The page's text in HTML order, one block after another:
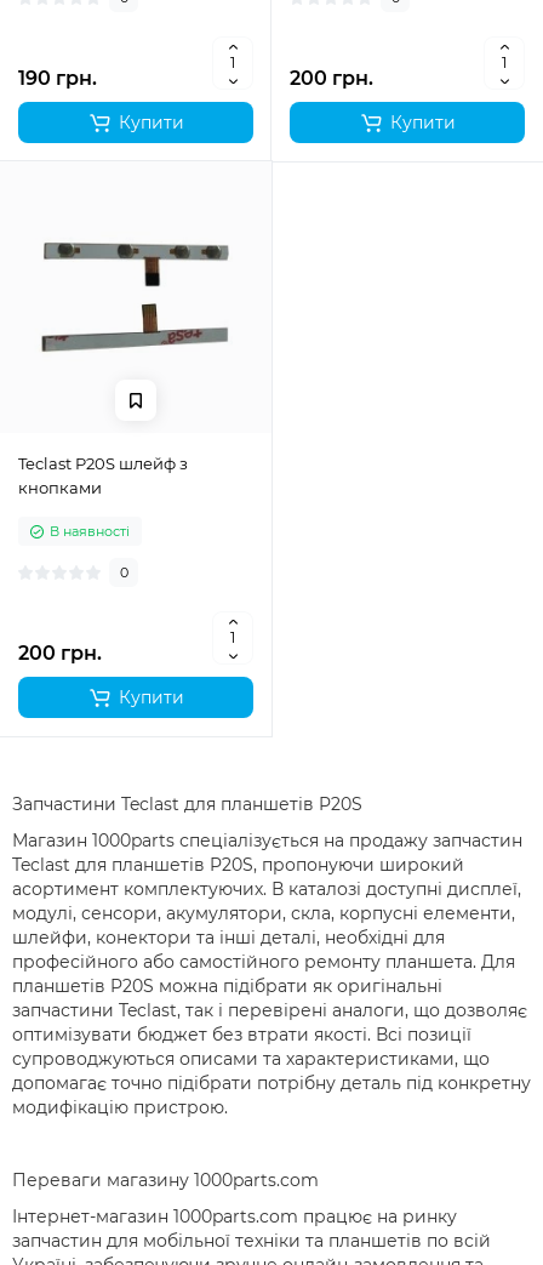
190 грн.
Купити
200 грн.
Купити
Teclast P20S шлейф з
кнопками
В наявності
0
200 грн.
Купити
Запчастини Teclast для планшетів P20S
Магазин 1000parts спеціалізується на продажу запчастин
Teclast для планшетів P20S, пропонуючи широкий
асортимент комплектуючих. В каталозі доступні дисплеї,
модулі, сенсори, акумулятори, скла, корпусні елементи,
шлейфи, конектори та інші деталі, необхідні для
професійного або самостійного ремонту планшета. Для
планшетів P20S можна підібрати як оригінальні
запчастини Teclast, так і перевірені аналоги, що дозволяє
оптимізувати бюджет без втрати якості. Всі позиції
супроводжуються описами та характеристиками, що
допомагає точно підібрати потрібну деталь під конкретну
модифікацію пристрою.
Переваги магазину 1000parts.com
Інтернет-магазин 1000parts.com працює на ринку
запчастин для мобільної техніки та планшетів по всій